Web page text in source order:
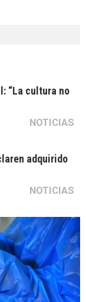
“La cultura no
NOTICIAS
adquirido
NOTICIAS